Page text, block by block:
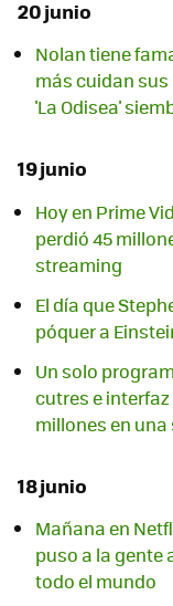
20 junio
Nolan tiene
más cuidan sus
'La Odisea'
19 junio
Hoy en Prime
perdió 45
streaming
El día que
póquer a
Un solo
cutres e
millones en
18 junio
Mañana en
puso a la gente
todo el mundo